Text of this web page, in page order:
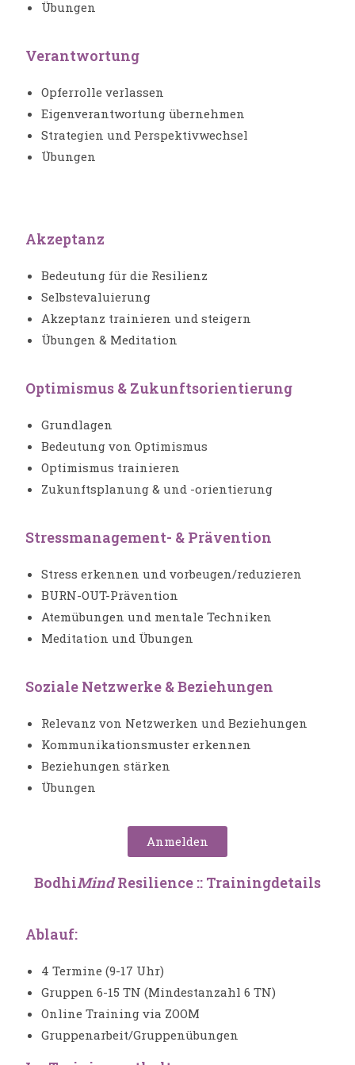
Übungen
Verantwortung
Opferrolle verlassen
Eigenverantwortung übernehmen
Strategien und Perspektivwechsel
Übungen
Akzeptanz
Bedeutung für die Resilienz
Selbstevaluierung
Akzeptanz trainieren und steigern
Übungen & Meditation
Optimismus & Zukunftsorientierung
Grundlagen
Bedeutung von Optimismus
Optimismus trainieren
Zukunftsplanung & und -orientierung
Stressmanagement- & Prävention
Stress erkennen und vorbeugen/reduzieren
BURN-OUT-Prävention
Atemübungen und mentale Techniken
Meditation und Übungen
Soziale Netzwerke & Beziehungen
Relevanz von Netzwerken und Beziehungen
Kommunikationsmuster erkennen
Beziehungen stärken
Übungen
Anmelden
BodhiMindResilience :: Trainingdetails
Ablauf:
4 Termine (9-17 Uhr)
Gruppen 6-15 TN (Mindestanzahl 6 TN)
Online Training via ZOOM
Gruppenarbeit/Gruppenübungen